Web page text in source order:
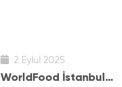
2 Eylül 2025
WorldFood İstanbul